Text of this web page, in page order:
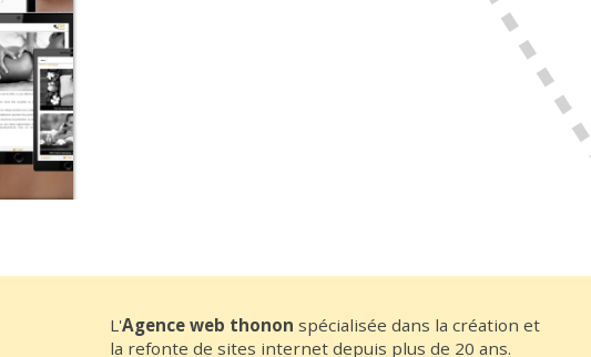
L'Agence web thonon spécialisée dans la création et
la refonte de sites internet depuis plus de 20 ans.